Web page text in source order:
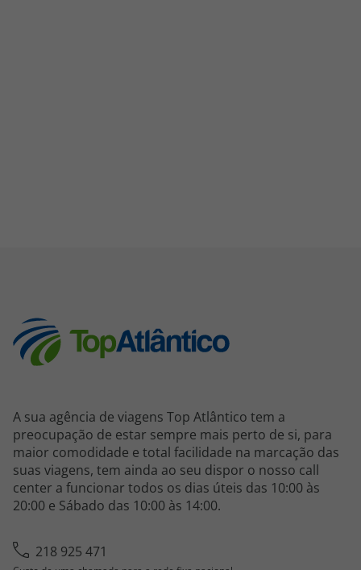
A sua agência de viagens Top Atlântico tem a
preocupação de estar sempre mais perto de si, para
maior comodidade e total facilidade na marcação das
suas viagens, tem ainda ao seu dispor o nosso call
center a funcionar todos os dias úteis das 10:00 às
20:00 e Sábado das 10:00 às 14:00.
218 925 471